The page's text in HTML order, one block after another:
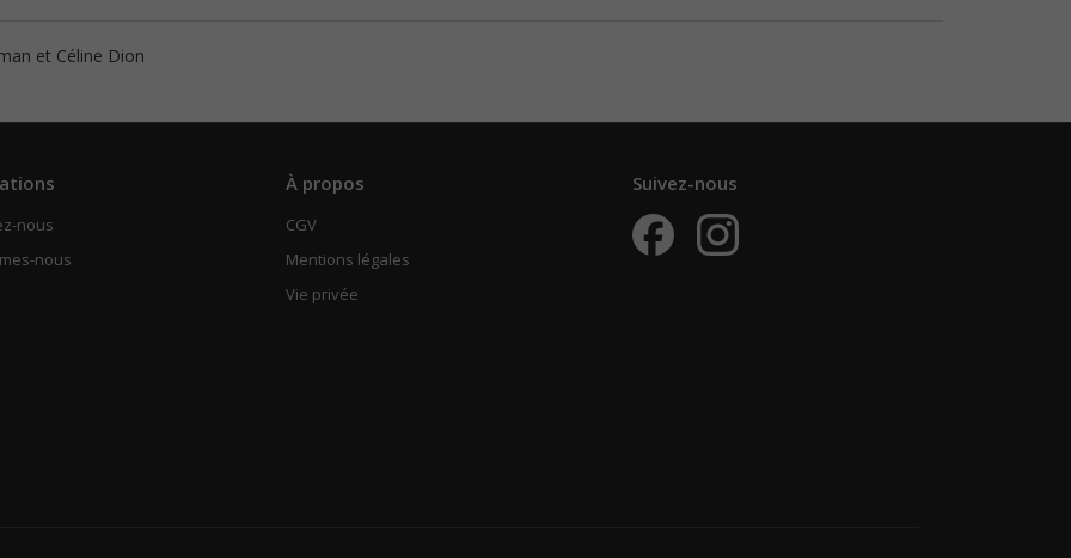
et Céline Dion
nous
nous
À propos
CGV
Mentions légales
Vie privée
Suivez-nous